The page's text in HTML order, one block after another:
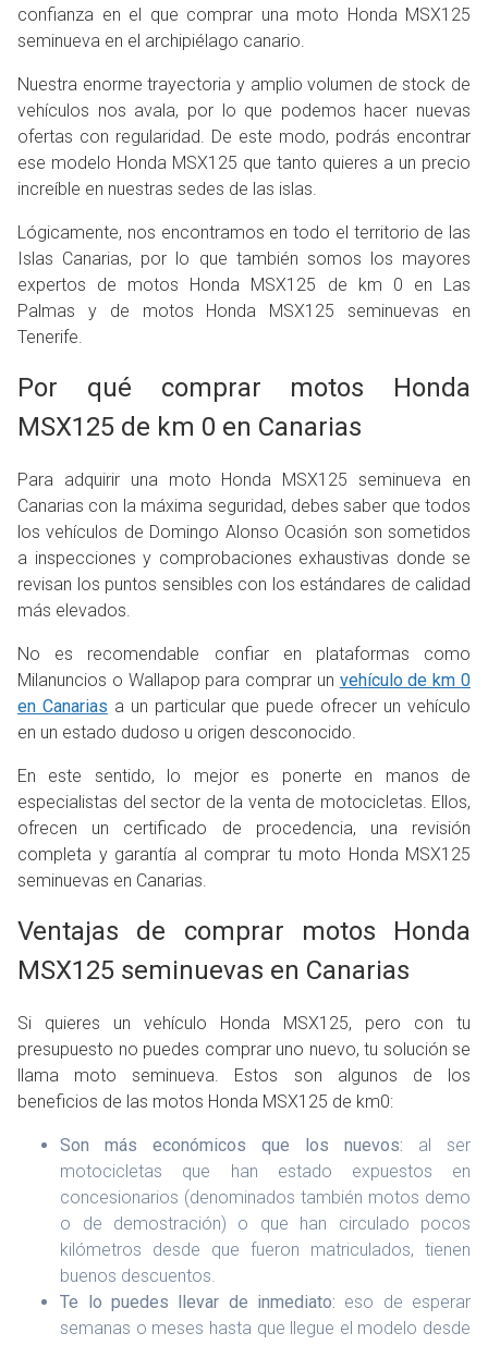
confianza en el que comprar una moto Honda MSX125
seminueva en el archipiélago canario.
Nuestra enorme trayectoria y amplio volumen de stock de
vehículos nos avala, por lo que podemos hacer nuevas
ofertas con regularidad. De este modo, podrás encontrar
ese modelo Honda MSX125 que tanto quieres a un precio
increíble en nuestras sedes de las islas.
Lógicamente, nos encontramos en todo el territorio de las
Islas Canarias, por lo que también somos los mayores
expertos de motos Honda MSX125 de km 0 en Las
Palmas y de motos Honda MSX125 seminuevas en
Tenerife.
Por qué comprar motos Honda
MSX125 de km 0 en Canarias
Para adquirir una moto Honda MSX125 seminueva en
Canarias con la máxima seguridad, debes saber que todos
los vehículos de Domingo Alonso Ocasión son sometidos
a inspecciones y comprobaciones exhaustivas donde se
revisan los puntos sensibles con los estándares de calidad
más elevados.
No es recomendable confiar en plataformas como
Milanuncios o Wallapop para comprar un vehículo de km 0
en Canarias a un particular que puede ofrecer un vehículo
en un estado dudoso u origen desconocido.
En este sentido, lo mejor es ponerte en manos de
especialistas del sector de la venta de motocicletas. Ellos,
ofrecen un certificado de procedencia, una revisión
completa y garantía al comprar tu moto Honda MSX125
seminuevas en Canarias.
Ventajas de comprar motos Honda
MSX125 seminuevas en Canarias
Si quieres un vehículo Honda MSX125, pero con tu
presupuesto no puedes comprar uno nuevo, tu solución se
llama moto seminueva. Estos son algunos de los
beneficios de las motos Honda MSX125 de km0:
Son más económicos que los nuevos: al ser
motocicletas que han estado expuestos en
concesionarios (denominados también motos demo
o de demostración) o que han circulado pocos
kilómetros desde que fueron matriculados, tienen
buenos descuentos.
Te lo puedes llevar de inmediato: eso de esperar
semanas o meses hasta que llegue el modelo desde